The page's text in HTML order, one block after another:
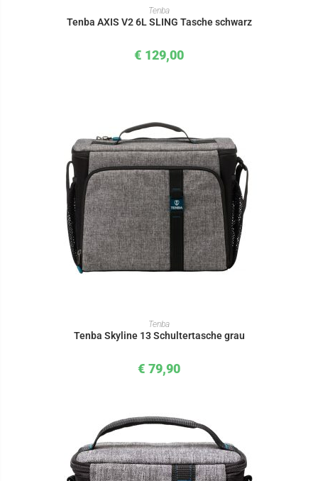
IN DEN WARENKORB
Tenba
Tenba AXIS V2 6L SLING Tasche schwarz
€ 129,00
IN DEN WARENKORB
Tenba
Tenba Skyline 13 Schultertasche grau
€ 79,90